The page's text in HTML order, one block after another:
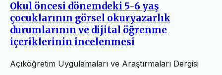
Okul öncesi dönemdeki 5-6 yaş
çocuklarının görsel okuryazarlık
durumlarının ve dijital öğrenme
içeriklerinin incelenmesi
Açıköğretim Uygulamaları ve Araştırmaları Dergisi